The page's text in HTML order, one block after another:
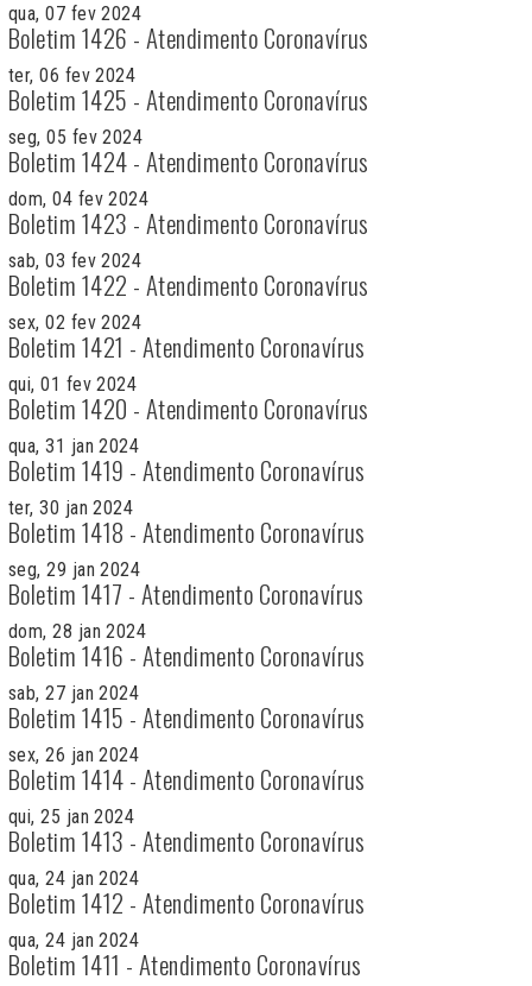
qua, 07 fev 2024
Boletim 1426 - Atendimento Coronavírus
ter, 06 fev 2024
Boletim 1425 - Atendimento Coronavírus
seg, 05 fev 2024
Boletim 1424 - Atendimento Coronavírus
dom, 04 fev 2024
Boletim 1423 - Atendimento Coronavírus
sab, 03 fev 2024
Boletim 1422 - Atendimento Coronavírus
sex, 02 fev 2024
Boletim 1421 - Atendimento Coronavírus
qui, 01 fev 2024
Boletim 1420 - Atendimento Coronavírus
qua, 31 jan 2024
Boletim 1419 - Atendimento Coronavírus
ter, 30 jan 2024
Boletim 1418 - Atendimento Coronavírus
seg, 29 jan 2024
Boletim 1417 - Atendimento Coronavírus
dom, 28 jan 2024
Boletim 1416 - Atendimento Coronavírus
sab, 27 jan 2024
Boletim 1415 - Atendimento Coronavírus
sex, 26 jan 2024
Boletim 1414 - Atendimento Coronavírus
qui, 25 jan 2024
Boletim 1413 - Atendimento Coronavírus
qua, 24 jan 2024
Boletim 1412 - Atendimento Coronavírus
qua, 24 jan 2024
Boletim 1411 - Atendimento Coronavírus